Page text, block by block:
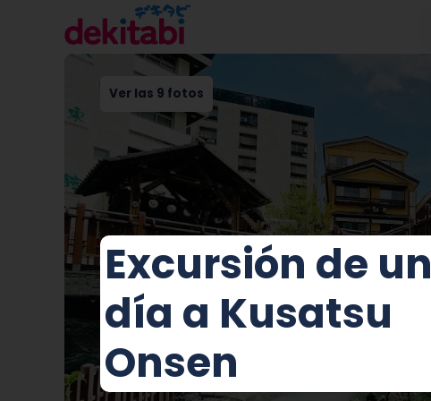
Ver las 9 fotos
Excursión de un
día a Kusatsu
Onsen